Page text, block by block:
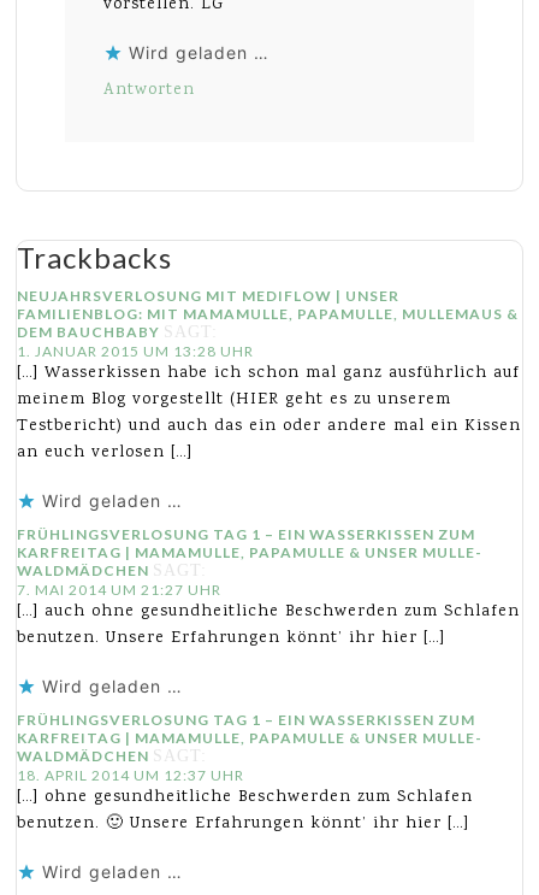
vorstellen. LG
Wird geladen …
Antworten
Trackbacks
NEUJAHRSVERLOSUNG MIT MEDIFLOW | UNSER
FAMILIENBLOG: MIT MAMAMULLE, PAPAMULLE, MULLEMAUS &
DEM BAUCHBABY SAGT:
1. JANUAR 2015 UM 13:28 UHR
[…] Wasserkissen habe ich schon mal ganz ausführlich auf
meinem Blog vorgestellt (HIER geht es zu unserem
Testbericht) und auch das ein oder andere mal ein Kissen
an euch verlosen […]
Wird geladen …
FRÜHLINGSVERLOSUNG TAG 1 – EIN WASSERKISSEN ZUM
KARFREITAG | MAMAMULLE, PAPAMULLE & UNSER MULLE-
WALDMÄDCHEN SAGT:
7. MAI 2014 UM 21:27 UHR
[…] auch ohne gesundheitliche Beschwerden zum Schlafen
benutzen. Unsere Erfahrungen könnt’ ihr hier […]
Wird geladen …
FRÜHLINGSVERLOSUNG TAG 1 – EIN WASSERKISSEN ZUM
KARFREITAG | MAMAMULLE, PAPAMULLE & UNSER MULLE-
WALDMÄDCHEN SAGT:
18. APRIL 2014 UM 12:37 UHR
[…] ohne gesundheitliche Beschwerden zum Schlafen
benutzen. 🙂 Unsere Erfahrungen könnt’ ihr hier […]
Wird geladen …